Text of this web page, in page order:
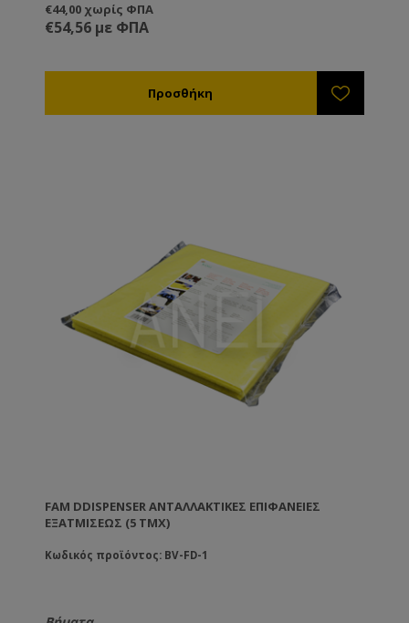
€44,00 χωρίς ΦΠΑ
€54,56 με ΦΠΑ
FAM DDISPENSER ΑΝΤΑΛΛΑΚΤΙΚΕΣ ΕΠΙΦΑΝΕΙΕΣ
ΕΞΑΤΜΙΣΕΩΣ (5 ΤΜΧ)
Κωδικός προϊόντος: BV-FD-1